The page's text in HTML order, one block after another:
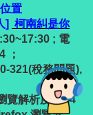
位置
] 柯南糾是你
; 電
；
321(稅務問題),
覽解析度1024